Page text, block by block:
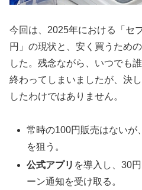
今回は、2025年における「セ
円」の現状と、安く買うため
した。残念ながら、いつでも
終わってしまいましたが、決
したわけではありません。
常時の100円販売はないが
を狙う。
公式アプリ を導入し、30
ーン通知を受け取る。